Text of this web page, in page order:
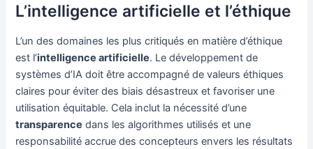
L’intelligence artificielle et l’éthique
L’un des domaines les plus critiqués en matière d’éthique
est l’intelligence artificielle. Le développement de
systèmes d’IA doit être accompagné de valeurs éthiques
claires pour éviter des biais désastreux et favoriser une
utilisation équitable. Cela inclut la nécessité d’une
transparence dans les algorithmes utilisés et une
responsabilité accrue des concepteurs envers les résultats